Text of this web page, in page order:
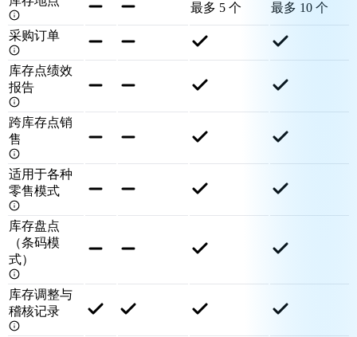
最多 5 个 最多 10 个
采购订单
库存点绩效
报告
跨库存点销
售
适用于各种
零售模式
库存盘点
（条码模
式）
库存调整与
稽核记录